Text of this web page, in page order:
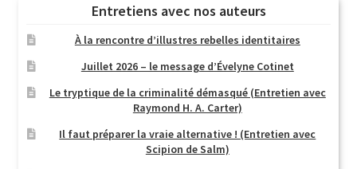
Entretiens avec nos auteurs
À la rencontre d’illustres rebelles identitaires
Juillet 2026 – le message d’Évelyne Cotinet
Le tryptique de la criminalité démasqué (Entretien avec
Raymond H. A. Carter)
Il faut préparer la vraie alternative ! (Entretien avec
Scipion de Salm)